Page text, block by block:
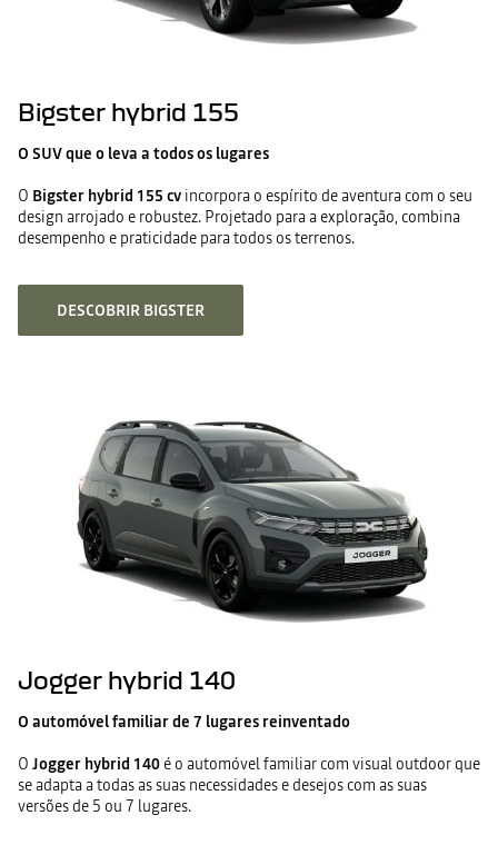
Arranque sistemático do automóvel em modo 100% elétrico
-15 e -20% no consumo de combustível e redução de
- permite conduzir em modo 100% eléctrico, permitindo-lhe
(silêncio, etc.)
tempo
Bigster hybrid 155
O SUV que o leva a todos os lugares
O Bigster hybrid 155 cv incorpora o espírito de aventura com o seu
design arrojado e robustez. Projetado para a exploração, combina
desempenho e praticidade para todos os terrenos.
DESCOBRIR BIGSTER
Jogger hybrid 140
O automóvel familiar de 7 lugares reinventado
O Jogger hybrid 140 é o automóvel familiar com visual outdoor que
se adapta a todas as suas necessidades e desejos com as suas
versões de 5 ou 7 lugares.